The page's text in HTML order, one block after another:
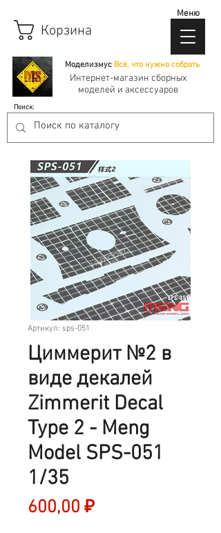
Моделизмус Всё, что нужно собрать
Корзина
Интернет-магазин сборных
моделей и аксессуаров
Поиск:
Меню
Артикул: sps-051
Циммерит №2 в
виде декалей
Zimmerit Decal
Type 2 - Meng
Model SPS-051
1/35
600,00 ₽Цена